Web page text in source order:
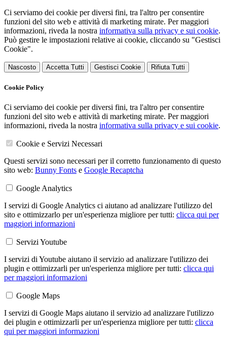
Ci serviamo dei cookie per diversi fini, tra l'altro per consentire
funzioni del sito web e attività di marketing mirate. Per maggiori
informazioni, riveda la nostra informativa sulla privacy e sui cookie.
Può gestire le impostazioni relative ai cookie, cliccando su "Gestisci
Cookie".
Nascosto Accetta Tutti Gestisci Cookie Rifiuta Tutti
Cookie Policy
Ci serviamo dei cookie per diversi fini, tra l'altro per consentire
funzioni del sito web e attività di marketing mirate. Per maggiori
informazioni, riveda la nostra informativa sulla privacy e sui cookie.
Cookie e Servizi Necessari
Questi servizi sono necessari per il corretto funzionamento di questo
sito web: Bunny Fonts e Google Recaptcha
Google Analytics
I servizi di Google Analytics ci aiutano ad analizzare l'utilizzo del
sito e ottimizzarlo per un'esperienza migliore per tutti: clicca qui per
maggiori informazioni
Servizi Youtube
I servizi di Youtube aiutano il servizio ad analizzare l'utilizzo dei
plugin e ottimizzarli per un'esperienza migliore per tutti: clicca qui
per maggiori informazioni
Google Maps
I servizi di Google Maps aiutano il servizio ad analizzare l'utilizzo
dei plugin e ottimizzarli per un'esperienza migliore per tutti: clicca
qui per maggiori informazioni